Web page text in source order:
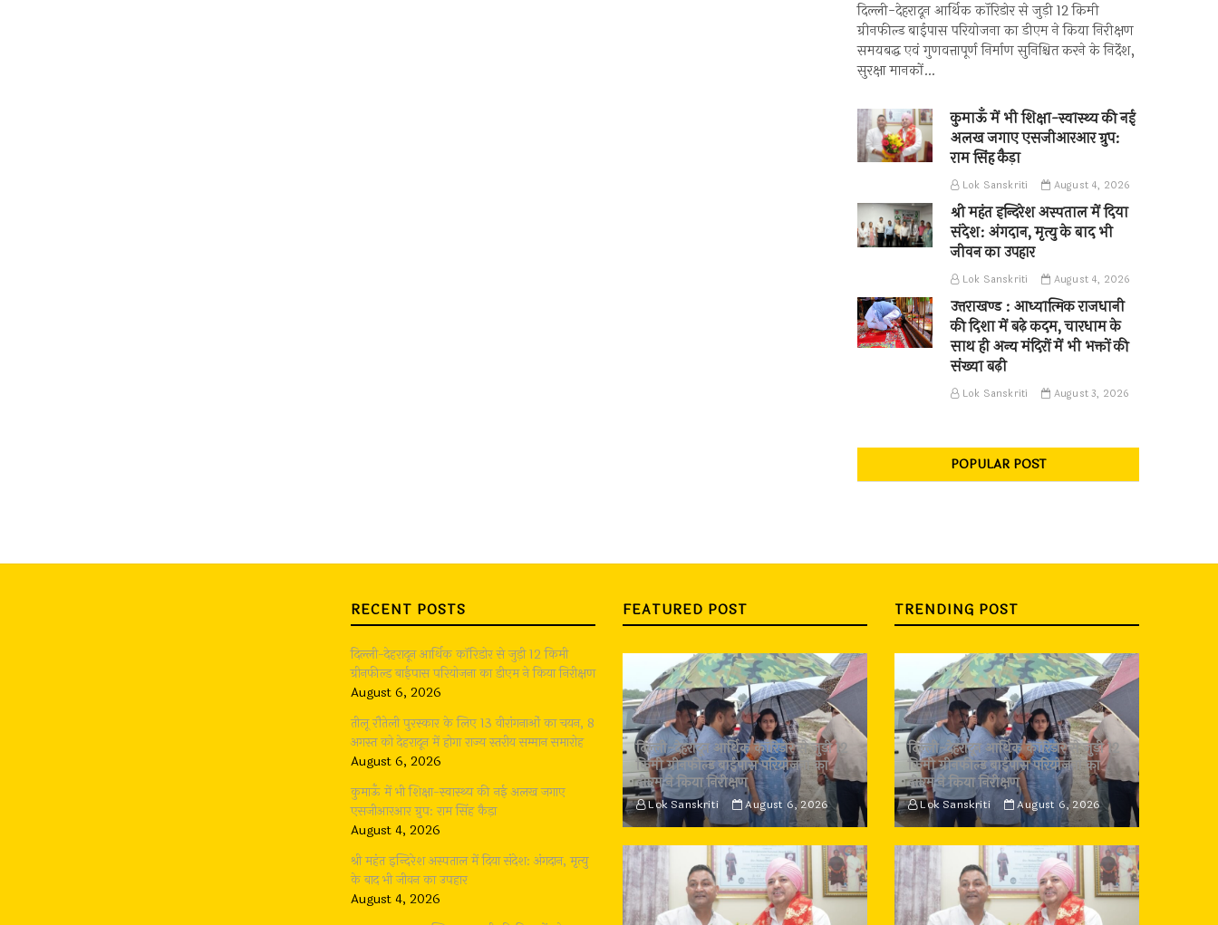
दिल्ली-देहरादून आर्थिक कॉरिडोर से जुड़ी 12 किमी
ग्रीनफील्ड बाईपास परियोजना का डीएम ने किया निरीक्षण
समयबद्ध एवं गुणवत्तापूर्ण निर्माण सुनिश्चित करने के निर्देश,
सुरक्षा मानकों…
कुमाऊँ में भी शिक्षा-स्वास्थ्य की नई
अलख जगाए एसजीआरआर ग्रुप:
राम सिंह कैड़ा
Lok Sanskriti August 4, 2026
श्री महंत इन्दिरेश अस्पताल में दिया
संदेश: अंगदान, मृत्यु के बाद भी
जीवन का उपहार
Lok Sanskriti August 4, 2026
उत्तराखण्ड : आध्यात्मिक राजधानी
की दिशा में बढ़े कदम, चारधाम के
साथ ही अन्य मंदिरों में भी भक्तों की
संख्या बढ़ी
Lok Sanskriti August 3, 2026
POPULAR POST
RECENT POSTS
दिल्ली-देहरादून आर्थिक कॉरिडोर से जुड़ी 12 किमी
ग्रीनफील्ड बाईपास परियोजना का डीएम ने किया निरीक्षण
August 6, 2026
तीलू रौतेली पुरस्कार के लिए 13 वीरांगनाओं का चयन, 8
अगस्त को देहरादून में होगा राज्य स्तरीय सम्मान समारोह
August 6, 2026
कुमाऊँ में भी शिक्षा-स्वास्थ्य की नई अलख जगाए
एसजीआरआर ग्रुप: राम सिंह कैड़ा
August 4, 2026
श्री महंत इन्दिरेश अस्पताल में दिया संदेश: अंगदान, मृत्यु
के बाद भी जीवन का उपहार
August 4, 2026
FEATURED POST
दिल्ली-देहरादून आर्थिक कॉरिडोर से जुड़ी 12
किमी ग्रीनफील्ड बाईपास परियोजना का
डीएम ने किया निरीक्षण
Lok Sanskriti August 6, 2026
TRENDING POST
दिल्ली-देहरादून आर्थिक कॉरिडोर से जुड़ी 12
किमी ग्रीनफील्ड बाईपास परियोजना का
डीएम ने किया निरीक्षण
Lok Sanskriti August 6, 2026